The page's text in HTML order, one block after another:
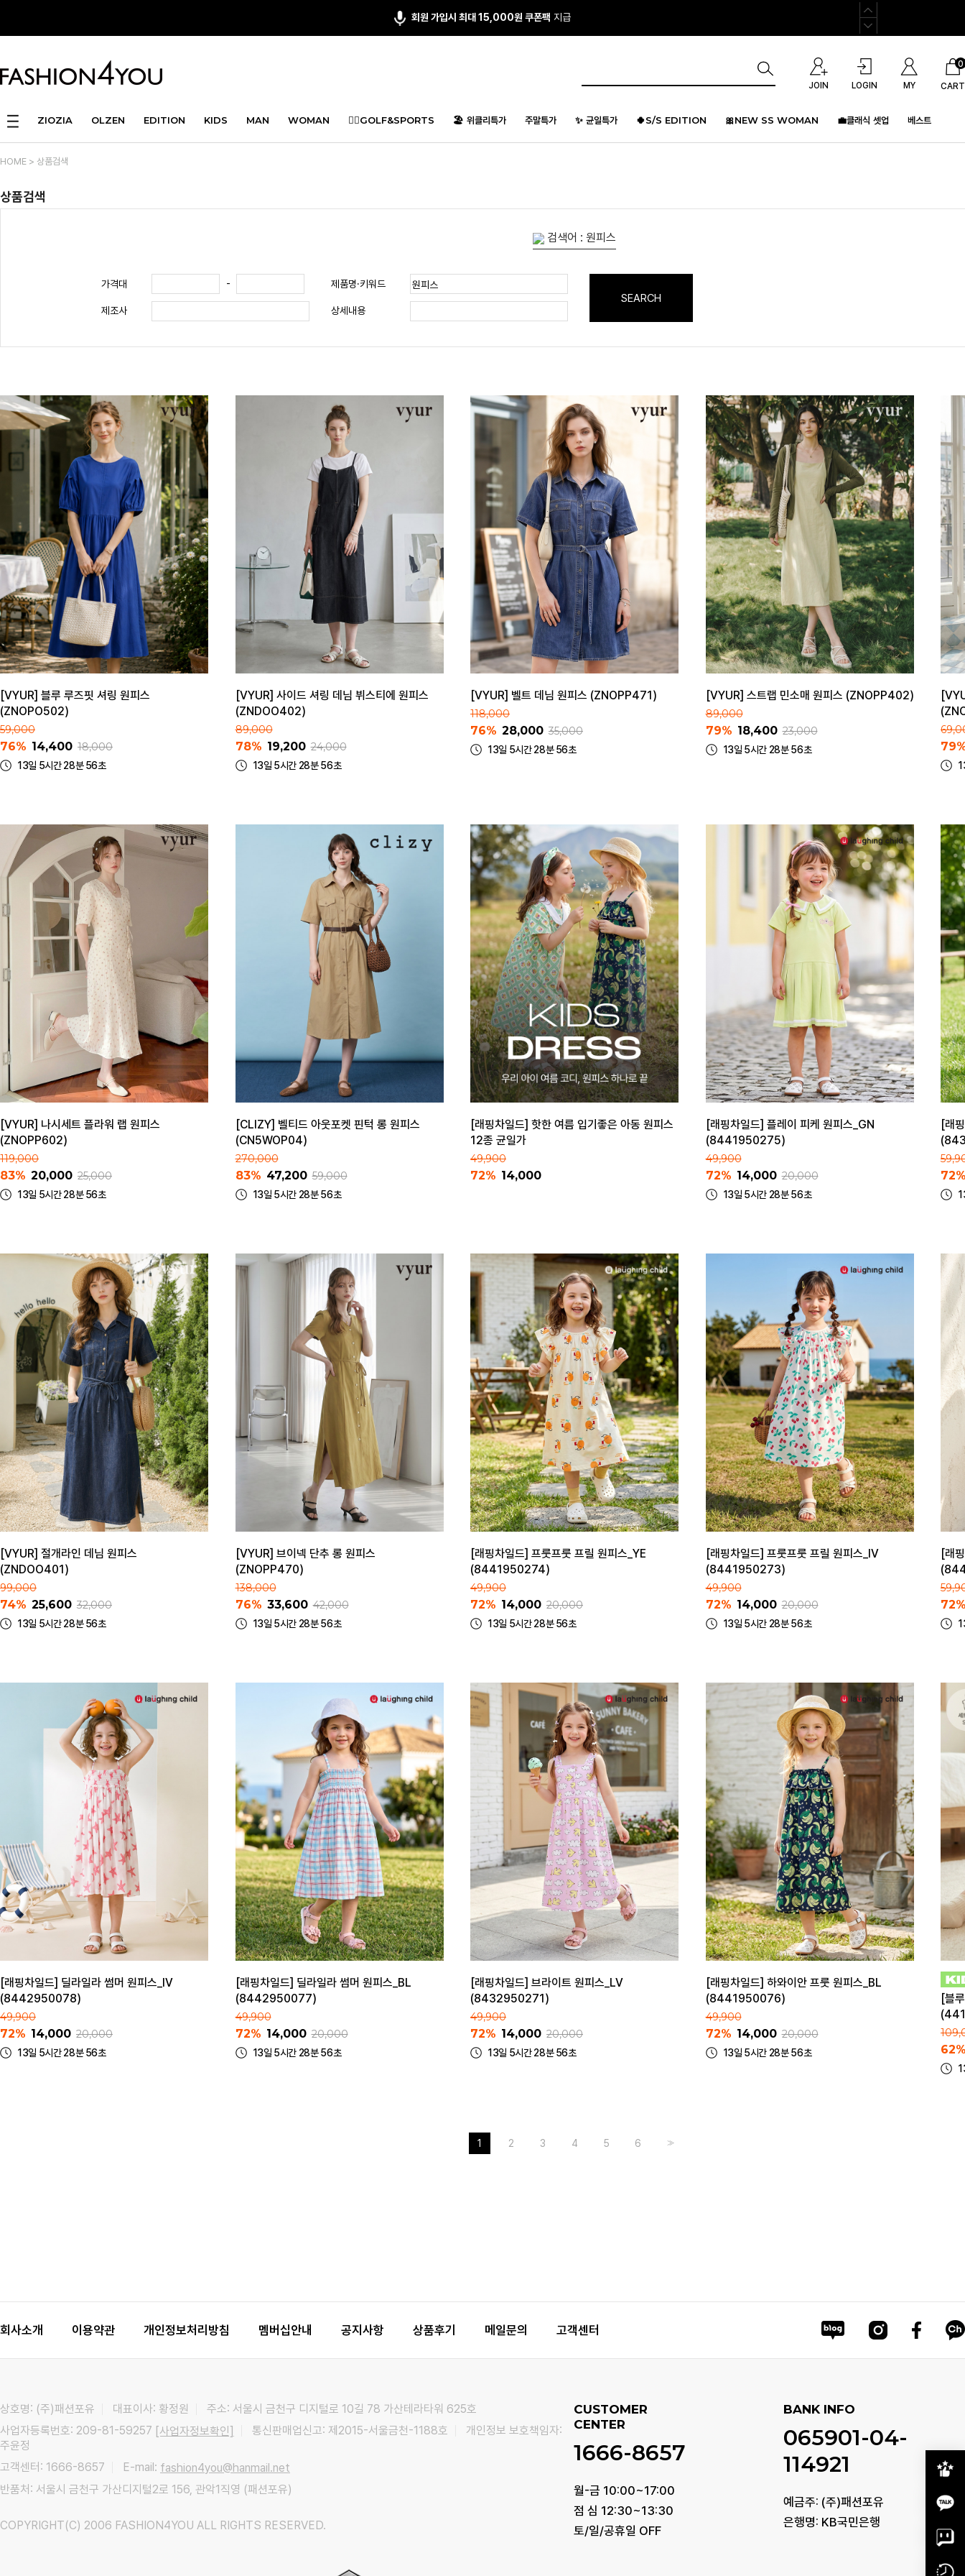
회원 가입시 최대 15,000원 쿠폰팩 지급
JOIN LOGIN MY CART
0
ZIOZIA OLZEN EDITION KIDS MAN WOMAN 🏌️‍♂️GOLF&SPORTS 🏖️ 위클리특가 주말특가 ✨ 균일특가 🍀S/S EDITION 🎀NEW SS WOMAN 💼클래식 셋업 베스트
HOME > 상품검색
상품검색
검색어 : 원피스
가격대 - 제품명·키워드
SEARCH
제조사 상세내용
[VYUR] 블루 루즈핏 셔링 원피스
(ZNOPO502)
59,000
76% 14,400 18,000
13일 5시간 28분 56초
[VYUR] 사이드 셔링 데님 뷔스티에 원피스
(ZNDOO402)
89,000
78% 19,200 24,000
13일 5시간 28분 56초
[VYUR] 벨트 데님 원피스 (ZNOPP471)
118,000
76% 28,000 35,000
13일 5시간 28분 56초
[VYUR] 스트랩 민소매 원피스 (ZNOPP402)
89,000
79% 18,400 23,000
13일 5시간 28분 56초
[VYUR] 나시세트 플라워 랩 원피스
(ZNOPP602)
119,000
83% 20,000 25,000
13일 5시간 28분 56초
[CLIZY] 벨티드 아웃포켓 핀턱 롱 원피스
(CN5WOP04)
270,000
83% 47,200 59,000
13일 5시간 28분 56초
[래핑차일드] 핫한 여름 입기좋은 아동 원피스
12종 균일가
49,900
72% 14,000
[래핑차일드] 플레이 피케 원피스_GN
(8441950275)
49,900
72% 14,000 20,000
13일 5시간 28분 56초
[래
[VYUR] 절개라인 데님 원피스
(ZNDOO401)
99,000
74% 25,600 32,000
13일 5시간 28분 56초
[VYUR] 브이넥 단추 롱 원피스
(ZNOPP470)
138,000
76% 33,600 42,000
13일 5시간 28분 56초
[래핑차일드] 프룻프룻 프릴 원피스_YE
(8441950274)
49,900
72% 14,000 20,000
13일 5시간 28분 56초
[래핑차일드] 프룻프룻 프릴 원피스_IV
(8441950273)
49,900
72% 14,000 20,000
13일 5시간 28분 56초
[래
[래핑차일드] 딜라일라 썸머 원피스_IV
(8442950078)
49,900
72% 14,000 20,000
13일 5시간 28분 56초
[래핑차일드] 딜라일라 썸머 원피스_BL
(8442950077)
49,900
72% 14,000 20,000
13일 5시간 28분 56초
[래핑차일드] 브라이트 원피스_LV
(8432950271)
49,900
72% 14,000 20,000
13일 5시간 28분 56초
[래핑차일드] 하와이안 프룻 원피스_BL
(8441950076)
49,900
72% 14,000 20,000
13일 5시간 28분 56초
[블
1 2 3 4 5 6 >>
회사소개 이용약관 개인정보처리방침 멤버십안내 공지사항 상품후기 메일문의 고객센터
상호명: (주)패션포유 대표이사: 황정원
주소: 서울시 금천구 디지털로 10길 78 가산테라타워 625호
사업자등록번호: 209-81-59257 [사업자정보확인] 통신판매업신고: 제2015-서울금천-1188호
개인정보 보호책임자:
주윤정
고객센터: 1666-8657
E-mail: fashion4you@hanmail.net
반품처: 서울시 금천구 가산디지털2로 156, 관악1직영 (패션포유)
COPYRIGHT(C) 2006 FASHION4YOU ALL RIGHTS RESERVED.
CUSTOMER
CENTER
1666-8657
월-금 10:00~17:00
점 심 12:30~13:30
토/일/공휴일 OFF
BANK INFO
065901-04-
114921
예금주: (주)패션포유
은행명: KB국민은행